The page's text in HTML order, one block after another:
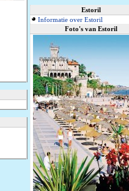
Estoril
Informatie over Estoril
Foto's van Estoril